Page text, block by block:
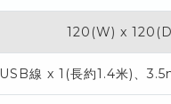
120(W) x
線 x 1(長約1.4米)、